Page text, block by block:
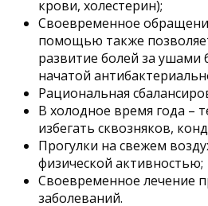
крови, холестерин);
Своевременное
помощью также
развитие болей за ушами
начатой
Рациональная
В холодное время года –
избегать сквозняков,
Прогулки на свежем
физической активностью;
Своевременное лечение
заболеваний.